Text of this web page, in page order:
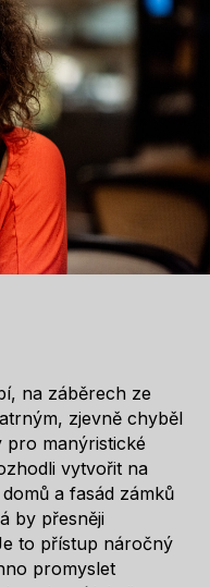
na záběrech ze
zjevně chyběl
manýristické
vytvořit na
a fasád zámků
by přesněji
to přístup náročný
promyslet